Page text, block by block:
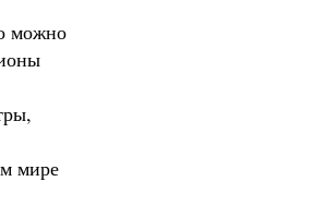
можно
мире